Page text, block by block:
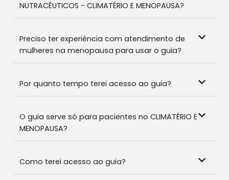
NUTRACÊUTICOS - CLIMATÉRIO E MENOPAUSA?
Preciso ter experiência com atendimento de
mulheres na menopausa para usar o guia?
Por quanto tempo terei acesso ao guia?
O guia serve só para pacientes no CLIMATÉRIO E
MENOPAUSA?
Como terei acesso ao guia?